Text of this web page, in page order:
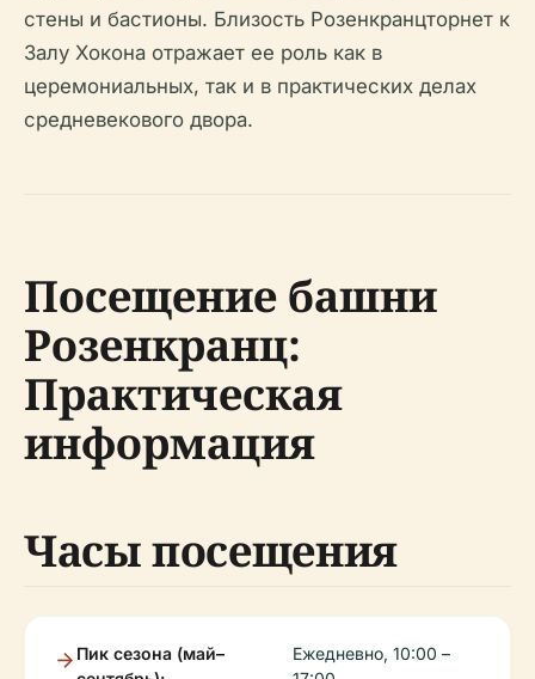
стены и бастионы. Близость Розенкранцторнет к
Залу Хокона отражает ее роль как в
церемониальных, так и в практических делах
средневекового двора.
Посещение башни
Розенкранц:
Практическая
информация
Часы посещения
Пик сезона (май–
Ежедневно, 10:00 –